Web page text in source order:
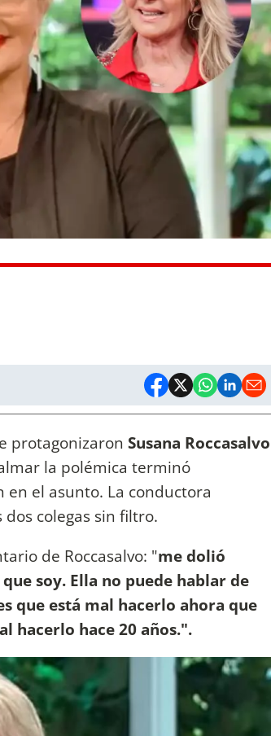
protagonizaron Susana Roccasalvo
la polémica terminó
el asunto. La conductora
colegas sin filtro.
de Roccasalvo: "me dolió
soy. Ella no puede hablar de
que está mal hacerlo ahora que
hacerlo hace 20 años.".